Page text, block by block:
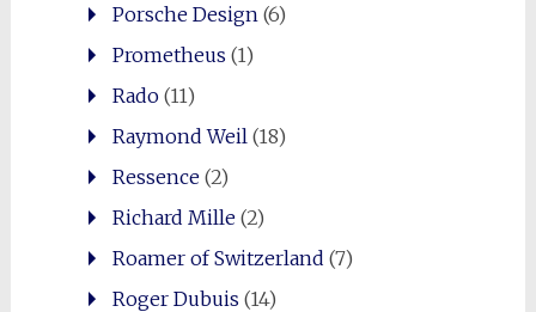
Porsche Design (6)
Prometheus (1)
Rado(11)
Raymond Weil (18)
Ressence(2)
Richard Mille(2)
Roamer of Switzerland (7)
Roger Dubuis (14)